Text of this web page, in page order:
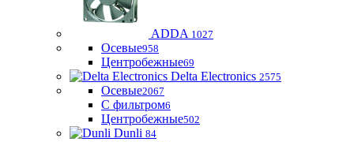
ADDA 1027
Осевые958
Центробежные69
Delta Electronics 2575
Осевые2067
С фильтром6
Центробежные502
Dunli 84